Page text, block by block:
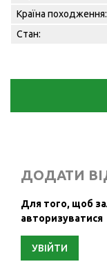
Країна походження:
Стан:
ДОДАТИ
Для того, щоб
авторизуватися
УВІЙТИ